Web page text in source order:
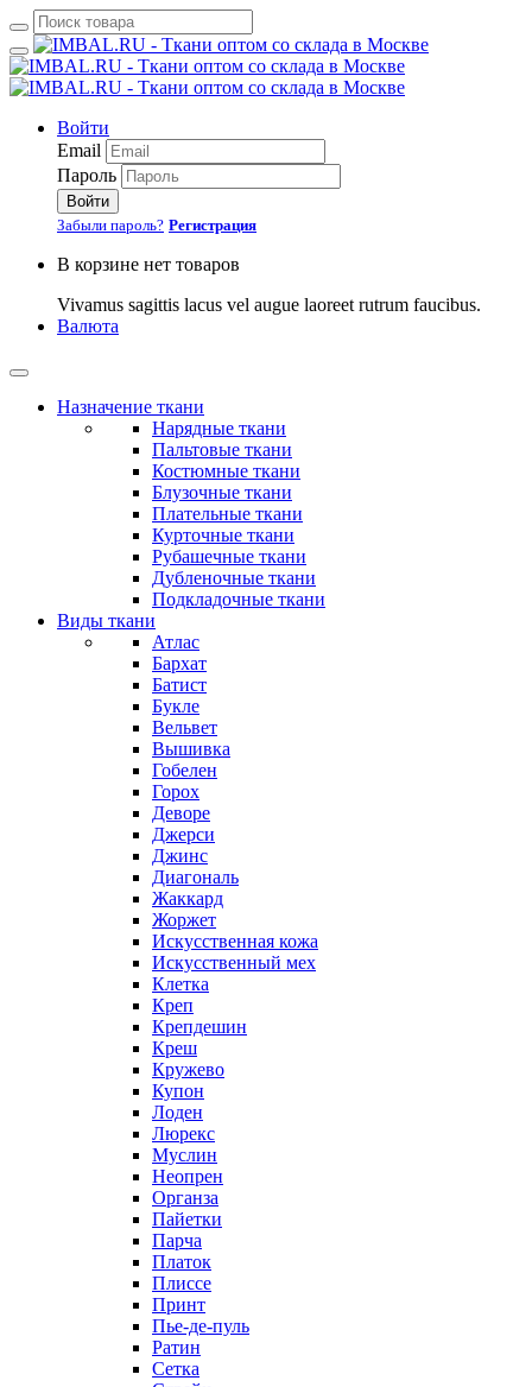
Войти
Email
Пароль
Войти
Забыли пароль? Регистрация
В корзине нет товаров
Vivamus sagittis lacus vel augue laoreet rutrum faucibus.
Валюта
Назначение ткани
Нарядные ткани
Пальтовые ткани
Костюмные ткани
Блузочные ткани
Плательные ткани
Курточные ткани
Рубашечные ткани
Дубленочные ткани
Подкладочные ткани
Виды ткани
Атлас
Бархат
Батист
Букле
Вельвет
Вышивка
Гобелен
Горох
Деворе
Джерси
Джинс
Диагональ
Жаккард
Жоржет
Искусственная кожа
Искусственный мех
Клетка
Креп
Крепдешин
Креш
Кружево
Купон
Лоден
Люрекс
Муслин
Неопрен
Органза
Пайетки
Парча
Платок
Плиссе
Принт
Пье-де-пуль
Ратин
Сетка